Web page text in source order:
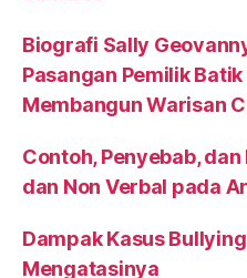
Biografi Sally
Pasangan Pemilik
Membangun Warisan
Contoh, Penyebab,
dan Non Verbal pada
Dampak Kasus
Mengatasinya